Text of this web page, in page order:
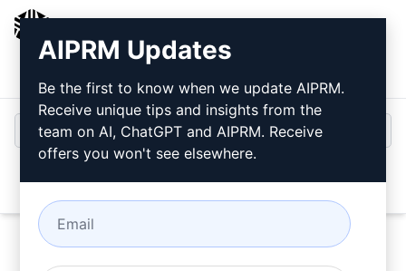
ログイン
AIPRM Updates
Be the first to know when we update AIPRM.
Receive unique tips and insights from the
team on AI, ChatGPT and AIPRM. Receive
offers you won't see elsewhere.